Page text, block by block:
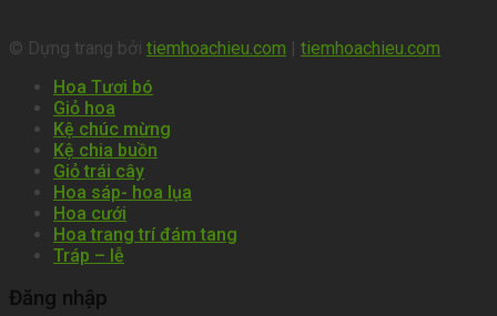
© Dựng trang bởi tiemhoachieu.com | tiemhoachieu.com
Hoa Tươi bó
Giỏ hoa
Kệ chúc mừng
Kệ chia buồn
Giỏ trái cây
Hoa sáp- hoa lụa
Hoa cưới
Hoa trang trí đám tang
Tráp – lễ
Đăng nhập